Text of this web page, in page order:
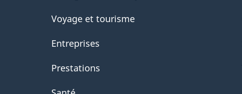
Voyage et tourisme
Entreprises
Prestations